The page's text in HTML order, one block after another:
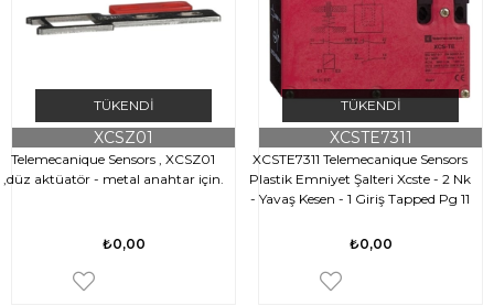
TÜKENDI
Telemecanique Sensors , XCSZ01
,düz aktüatör - metal anahtar için.
XCSZ01
₺0,00
TÜKENDI
XCSTE7311 Telemecanique Sensors
Plastik Emniyet Şalteri Xcste - 2 Nk
- Yavaş Kesen - 1 Giriş Tapped Pg 11
XCSTE7311
₺0,00